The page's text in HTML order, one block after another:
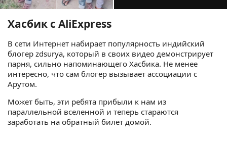
Хасбик с AliExpress
В сети Интернет набирает популярность индийский
блогер zdsurya, который в своих видео демонстрирует
парня, сильно напоминающего Хасбика. Не менее
интересно, что сам блогер вызывает ассоциации с
Арутом.
Может быть, эти ребята прибыли к нам из
параллельной вселенной и теперь стараются
заработать на обратный билет домой.